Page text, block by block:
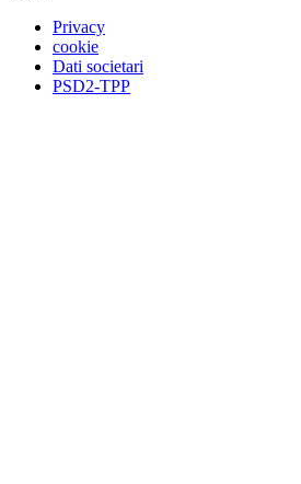
Privacy
cookie
Dati societari
PSD2-TPP